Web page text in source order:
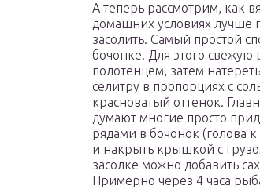
А теперь рассмотрим, как
домашних условиях лучше
засолить. Самый простой
бочонке. Для этого
полотенцем, затем
селитру в пропорциях с
красноватый оттенок.
думают многие просто
рядами в бочонок (голова
и накрыть крышкой с
засолке можно добавить
Примерно через 4 часа